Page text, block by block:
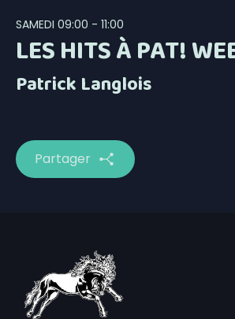
SAMEDI 09:00 - 11:00
LES HITS À PAT!
Patrick Langlois
Partager